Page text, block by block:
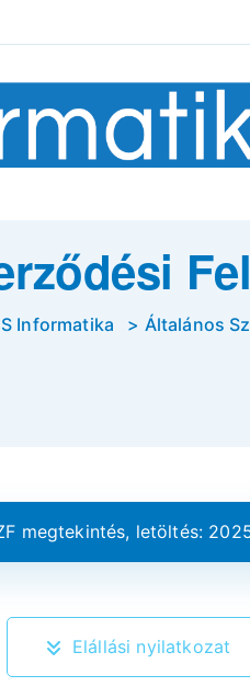
Informatika > Általános
megtekintés, letöltés:
Elállási nyilatkozat